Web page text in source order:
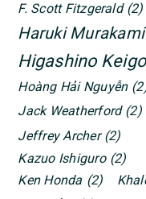
F. Scott Fitzgerald (2)
Haruki Murakami
Higashino Keigo
Hoàng Hải Nguyễn
Jack Weatherford (2)
Jeffrey Archer (2)
Kazuo Ishiguro (2)
Ken Honda (2)